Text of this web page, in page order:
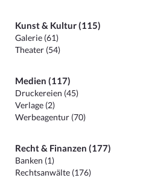
Kunst & Kultur (115)
Galerie (61)
Theater (54)
Medien (117)
Druckereien (45)
Verlage (2)
Werbeagentur (70)
Recht & Finanzen (177)
Banken (1)
Rechtsanwälte (176)